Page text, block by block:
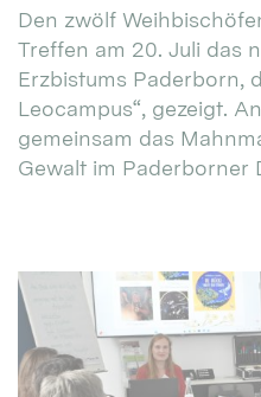
Den zwölf
Treffen am 20. Juli das
Erzbistums Paderborn,
Leocampus“, gezeigt.
gemeinsam das
Gewalt im Paderborner